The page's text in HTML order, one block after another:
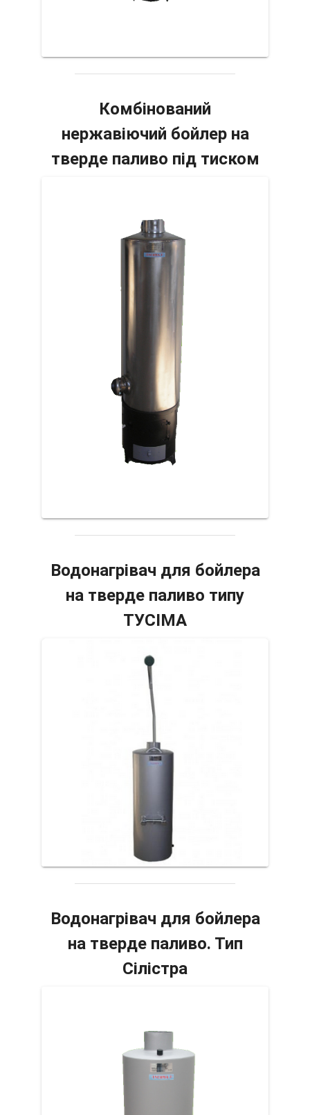
Комбінований
нержавіючий бойлер на
тверде паливо під тиском
Водонагрівач для бойлера
на тверде паливо типу
ТУСІМА
Водонагрівач для бойлера
на тверде паливо. Тип
Сілістра